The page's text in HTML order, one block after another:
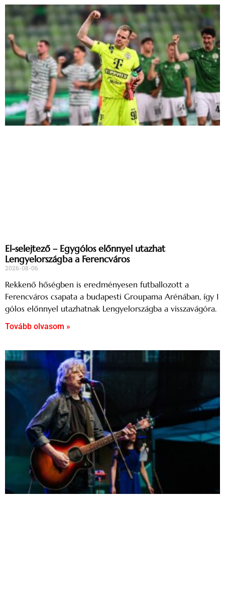
El-selejtező – Egygólos előnnyel utazhat
Lengyelországba a Ferencváros
2026-08-06
Rekkenő hőségben is eredményesen futballozott a
Ferencváros csapata a budapesti Groupama Arénában, így 1
gólos előnnyel utazhatnak Lengyelországba a visszavágóra.
Tovább olvasom »